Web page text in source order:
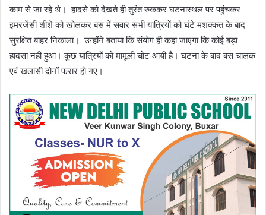
काम से जा रहे थे। हादसे को देखते ही तुरंत रुककर घटनास्थल पर पहुंचकर
इमरजेंसी शीशे को खोलकर बस में सवार सभी यात्रियों को घंटे मशक्कत के बाद
सुरक्षित बाहर निकाला। उन्होंने बताया कि संयोग ही कहा जाएगा कि कोई बड़ा
हादसा नहीं हुआ। कुछ यात्रियों को मामूली चोट आयी है। घटना के बाद बस चालक
एवं खलासी दोनों फरार हो गए।